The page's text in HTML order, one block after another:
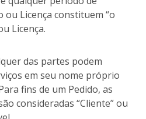
ou Licença constituem “o
Licença.
das partes podem
em seu nome próprio
fins de um Pedido, as
consideradas “Cliente” ou